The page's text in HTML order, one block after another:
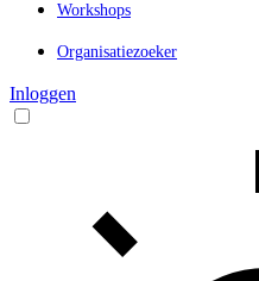
Workshops
Organisatiezoeker
Inloggen